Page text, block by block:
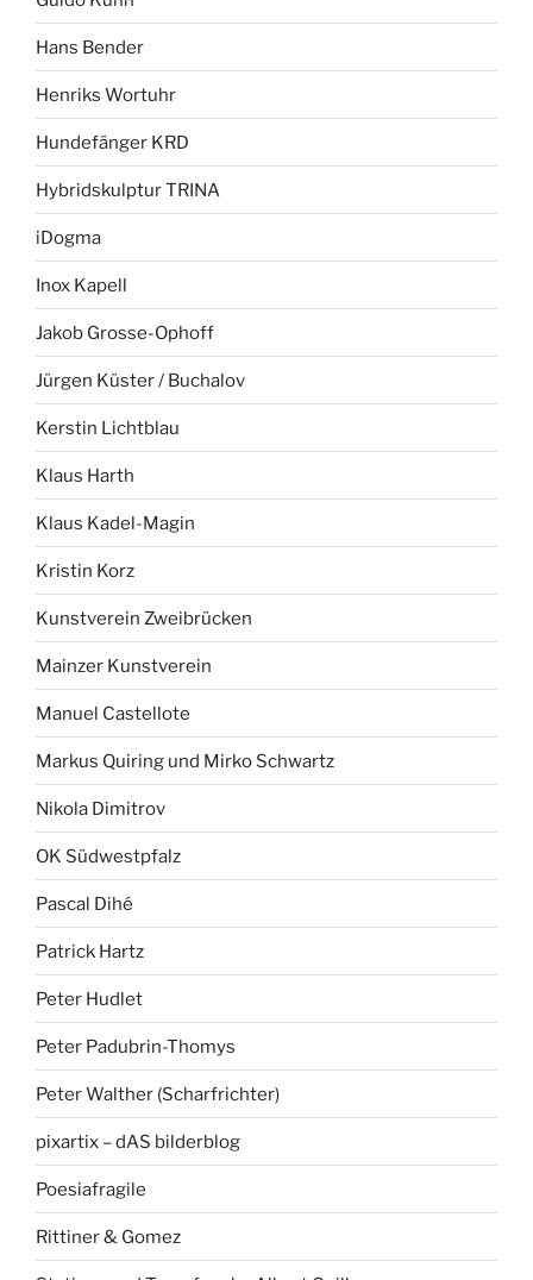
Hans Bender
Henriks Wortuhr
Hundefänger KRD
Hybridskulptur TRINA
iDogma
Inox Kapell
Jakob Grosse-Ophoff
Jürgen Küster / Buchalov
Kerstin Lichtblau
Klaus Harth
Klaus Kadel-Magin
Kristin Korz
Kunstverein Zweibrücken
Mainzer Kunstverein
Manuel Castellote
Markus Quiring und Mirko Schwartz
Nikola Dimitrov
OK Südwestpfalz
Pascal Dihé
Patrick Hartz
Peter Hudlet
Peter Padubrin-Thomys
Peter Walther (Scharfrichter)
pixartix – dAS bilderblog
Poesiafragile
Rittiner & Gomez